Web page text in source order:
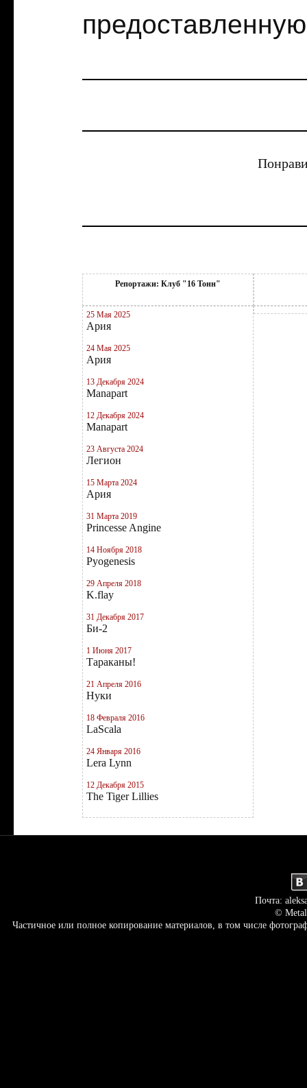
Репортажи: Клуб "16 Тонн"
25 Мая 2025
Ария
24 Мая 2025
Ария
13 Декабря 2024
Manapart
12 Декабря 2024
Manapart
23 Августа 2024
Легион
15 Марта 2024
Ария
31 Марта 2019
Princesse Angine
14 Ноября 2018
Pyogenesis
29 Апреля 2018
K.flay
31 Декабря 2017
Би-2
1 Июня 2017
Тараканы!
21 Апреля 2016
Нуки
18 Февраля 2016
LaScala
24 Января 2016
Lera Lynn
12 Декабря 2015
The Tiger Lillies
Почта:
©
Частичное или полное копирование материалов, в том числе